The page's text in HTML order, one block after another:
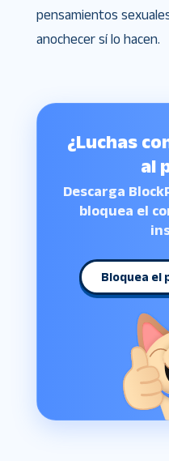
pensamientos
anochecer sí lo hacen.
¿Luchas
al
Descarga
bloquea el
Bloquea el